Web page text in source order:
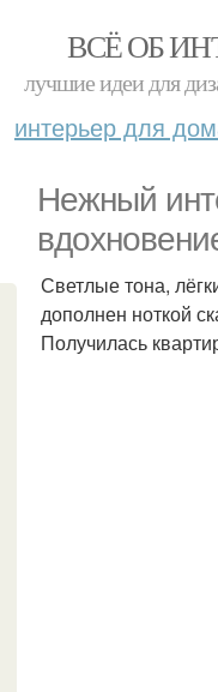
ВСЁ ОБ
лучшие идеи для
интерьер для
Нежный
Светлые тона,
дополнен ноткой
Получилась